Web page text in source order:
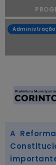
Administração
A